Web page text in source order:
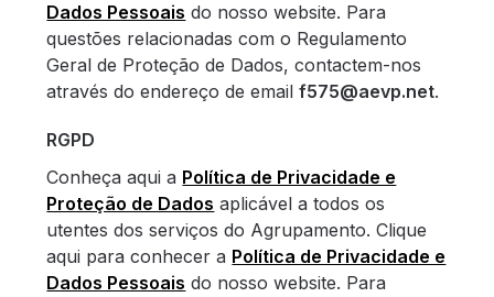
Dados Pessoais do nosso website. Para
questões relacionadas com o Regulamento
Geral de Proteção de Dados, contactem-nos
através do endereço de emailf575@aevp.net.
RGPD
Conheça aqui a Política de Privacidade e
Proteção de Dados aplicável a todos os
utentes dos serviços do Agrupamento. Clique
aqui para conhecer a Política de Privacidade e
Dados Pessoais do nosso website. Para